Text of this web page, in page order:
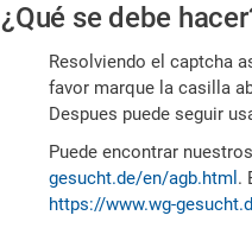
es
humano
¿Qué se debe
Resolviendo el captcha
favor marque la casilla
Despues puede seguir
Puede encontrar
gesucht.de/en/agb.html .
https://www.wg-